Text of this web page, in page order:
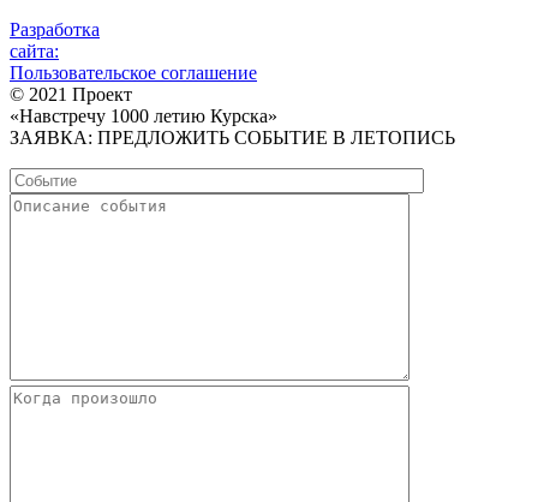
Разработка
сайта:
Пользовательское соглашение
© 2021 Проект
«Навстречу 1000 летию Курска»
ЗАЯВКА: ПРЕДЛОЖИТЬ СОБЫТИЕ В ЛЕТОПИСЬ